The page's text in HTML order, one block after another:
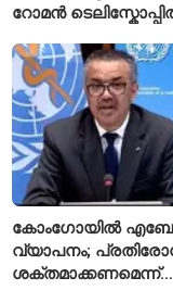
റോമൻ
കോംഗോയിൽ
വ്യാപനം;
ശക്തമാക്കണമെന്ന്